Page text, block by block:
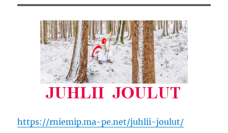
https://rniemip.ma-pe.net/juhlii-joulut/